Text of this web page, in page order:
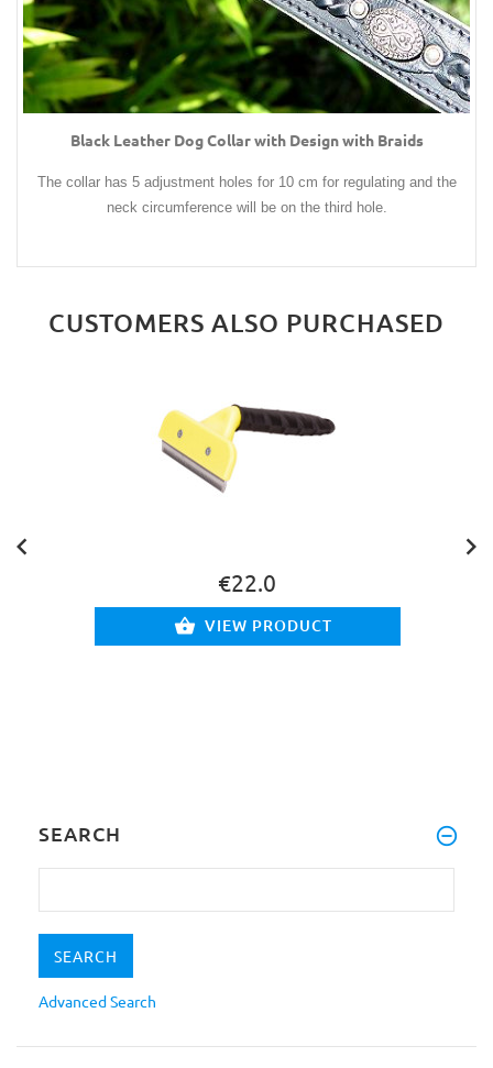
Black Leather Dog Collar with Design with Braids
The collar has 5 adjustment holes for 10 cm for regulating and the
neck circumference will be on the third hole.
CUSTOMERS ALSO PURCHASED
€22.0
VIEW PRODUCT
SEARCH
Advanced Search